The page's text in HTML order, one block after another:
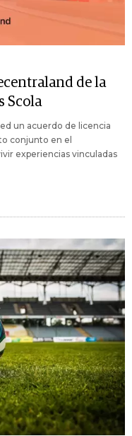
de la
Scola
un acuerdo de licencia
conjunto en el
experiencias vinculadas